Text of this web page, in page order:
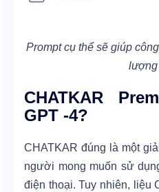
Prompt cụ thể sẽ giúp
CHATKAR
GPT -4?
CHATKAR đúng là một
người mong muốn sử
điện thoại. Tuy nhiên, liệu